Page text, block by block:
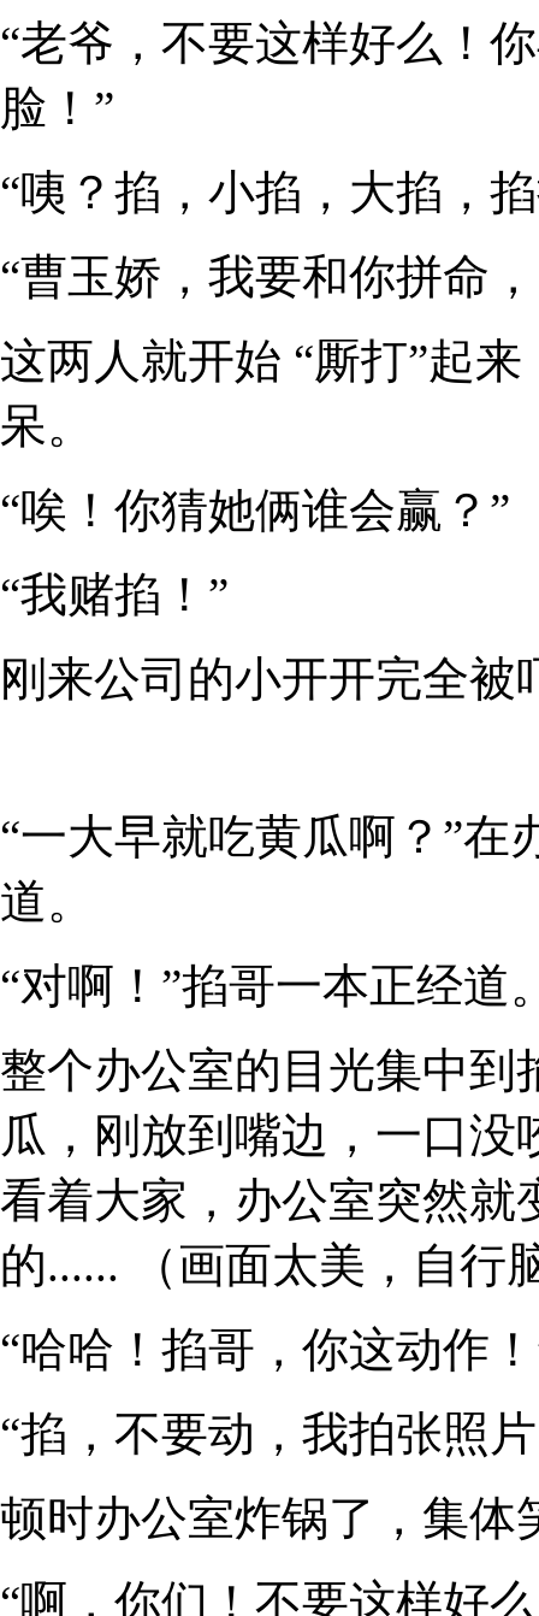
“老爷，不要这样好么！
脸！”
“咦？掐，小掐，大掐，
“曹玉娇，我要和你拼命
这两人就开始 “厮打”起
呆。
“唉！你猜她俩谁会赢？”
“我赌掐！”
刚来公司的小开开完全被
“一大早就吃黄瓜啊？”在
道。
“对啊！”掐哥一本正经道
整个办公室的目光集中到
瓜，刚放到嘴边，一口
看着大家，办公室突然就
的...... （画面太美，自行
“哈哈！掐哥，你这动作
“掐，不要动，我拍张照
顿时办公室炸锅了，集体
“啊，你们！不要这样好